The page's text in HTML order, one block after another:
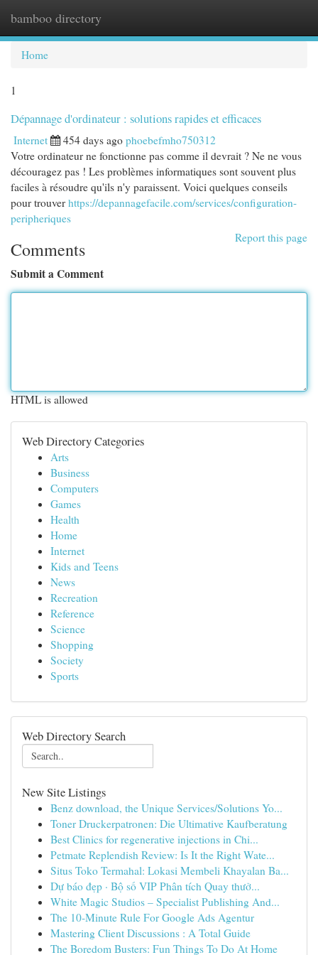
bamboo directory
Home
1
Dépannage d'ordinateur : solutions rapides et efficaces
Internet 454 days ago phoebefmho750312
Votre ordinateur ne fonctionne pas comme il devrait ? Ne ne vous
découragez pas ! Les problèmes informatiques sont souvent plus
faciles à résoudre qu'ils n'y paraissent. Voici quelques conseils
pour trouver https://depannagefacile.com/services/configuration-
peripheriques
Report this page
Comments
Submit a Comment
HTML is allowed
Web Directory Categories
Arts
Business
Computers
Games
Health
Home
Internet
Kids and Teens
News
Recreation
Reference
Science
Shopping
Society
Sports
Web Directory Search
New Site Listings
Benz download, the Unique Services/Solutions Yo...
Toner Druckerpatronen: Die Ultimative Kaufberatung
Best Clinics for regenerative injections in Chi...
Petmate Replendish Review: Is It the Right Wate...
Situs Toko Termahal: Lokasi Membeli Khayalan Ba...
Dự báo đẹp · Bộ số VIP Phân tích Quay thưở...
White Magic Studios – Specialist Publishing And...
The 10-Minute Rule For Google Ads Agentur
Mastering Client Discussions : A Total Guide
The Boredom Busters: Fun Things To Do At Home